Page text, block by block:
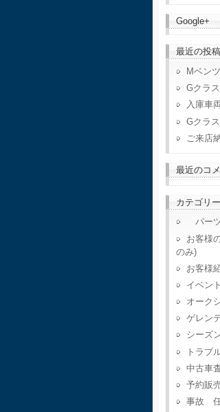
Google+
最近の投稿
Mベン
Gクラ
入庫車
Gクラ
ご来店
最近のコ
カテゴリー
パー
お客様
のみ)
お客様
イベント
オーク
ゲレン
シーズ
トラブ
中古車
予約販
事故